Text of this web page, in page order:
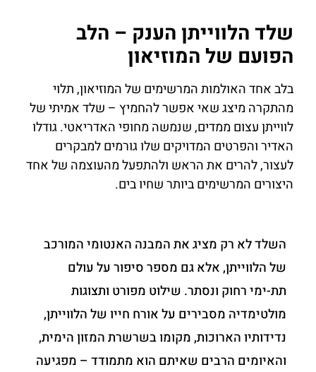
שלד הלווייתן הענק – הלב
הפועם של המוזיאון
בלב אחד האולמות המרשימים של המוזיאון, תלוי
מהתקרה מיצג שאי אפשר להחמיץ – שלד אמיתי של
לווייתן עצום ממדים, שנמשה מחופי האדריאטי. גודלו
האדיר והפרטים המדויקים שלו גורמים למבקרים
לעצור, להרים את הראש ולהתפעל מהעוצמה של אחד
היצורים המרשימים ביותר שחיו בים.
השלד לא רק מציג את המבנה האנטומי המורכב
של הלווייתן, אלא גם מספר סיפור על עולם
תת-ימי רחוק ונסתר. שילוט מפורט ותצוגות
מולטימדיה מסבירים על אורח חייו של הלווייתן,
נדידותיו הארוכות, מקומו בשרשרת המזון הימית,
והאיומים הרבים שאיתם הוא מתמודד – מפגיעה